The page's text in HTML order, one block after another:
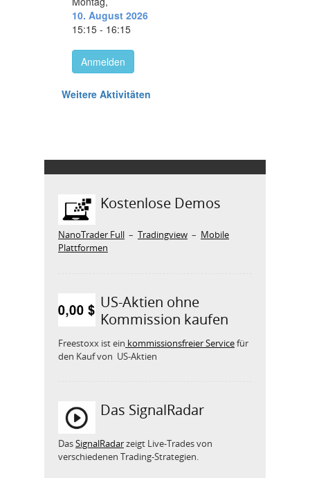
Kostenlose Demos
NanoTrader Full – Tradingview – Mobile
Plattformen
US-Aktien ohne
Kommission kaufen
Freestoxx ist ein kommissionsfreier Servicefür
den Kauf von US-Aktien
Das SignalRadar
DasSignalRadarzeigt Live-Trades von
verschiedenen Trading-Strategien.